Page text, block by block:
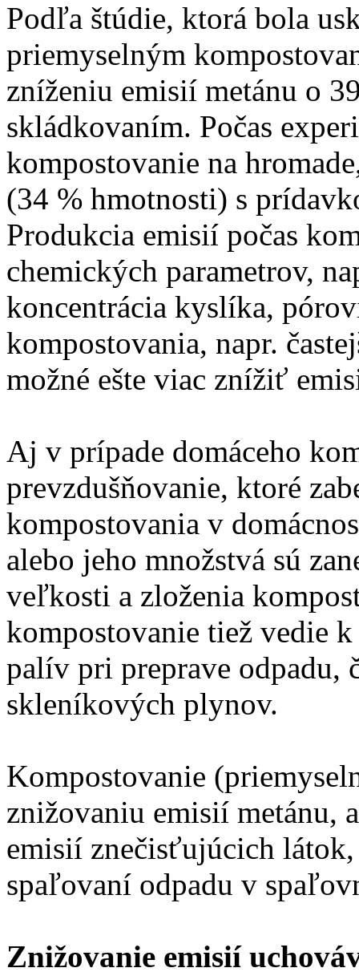
Podľa štúdie, ktorá bola
priemyselným
zníženiu emisií metánu o
skládkovaním. Počas
kompostovanie na
(34 % hmotnosti) s
Produkcia emisií počas
chemických parametrov,
koncentrácia kyslíka,
kompostovania, napr.
možné ešte viac znížiť
Aj v prípade domáceho
prevzdušňovanie, ktoré
kompostovania v
alebo jeho množstvá sú
veľkosti a zloženia
kompostovanie tiež vedie
palív pri preprave odpadu,
skleníkových plynov.
Kompostovanie
znižovaniu emisií metánu,
emisií znečisťujúcich
spaľovaní odpadu v
Znižovanie emisií